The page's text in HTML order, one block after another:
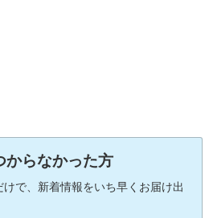
からなかった方
で、新着情報をいち早くお届け出